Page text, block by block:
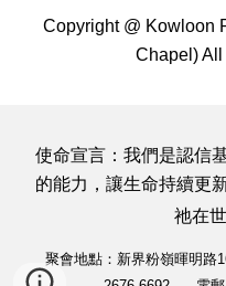
Copyright @ Kowloon
Chapel)
使命宣言： 我們是認信
的能力，讓生命持續更
祂在
聚會地點：新界粉嶺暉明